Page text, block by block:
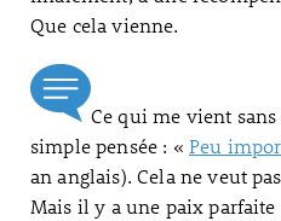
Que cela vienne.
Ce qui me vient sans
simple pensée : « Peu
an anglais). Cela ne veut
Mais il y a une paix